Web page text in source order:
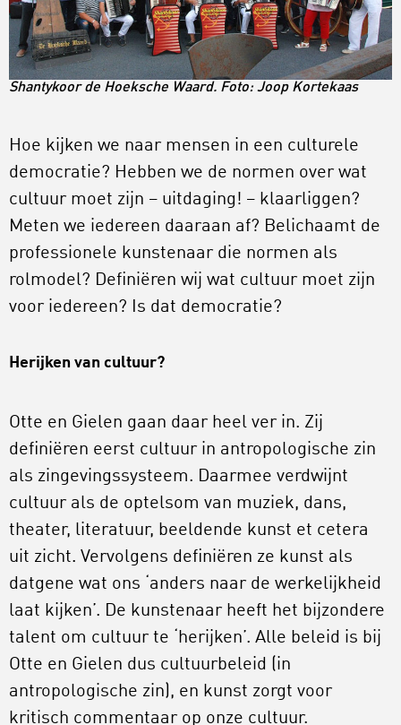
Shantykoor de Hoeksche Waard. Foto: Joop Kortekaas
Hoe kijken we naar mensen in een culturele
democratie? Hebben we de normen over wat
cultuur moet zijn – uitdaging! – klaarliggen?
Meten we iedereen daaraan af? Belichaamt de
professionele kunstenaar die normen als
rolmodel? Definiëren wij wat cultuur moet zijn
voor iedereen? Is dat democratie?
Herijken van cultuur?
Otte en Gielen gaan daar heel ver in. Zij
definiëren eerst cultuur in antropologische zin
als zingevingssysteem. Daarmee verdwijnt
cultuur als de optelsom van muziek, dans,
theater, literatuur, beeldende kunst et cetera
uit zicht. Vervolgens definiëren ze kunst als
datgene wat ons ‘anders naar de werkelijkheid
laat kijken’. De kunstenaar heeft het bijzondere
talent om cultuur te ‘herijken’. Alle beleid is bij
Otte en Gielen dus cultuurbeleid (in
antropologische zin), en kunst zorgt voor
kritisch commentaar op onze cultuur.